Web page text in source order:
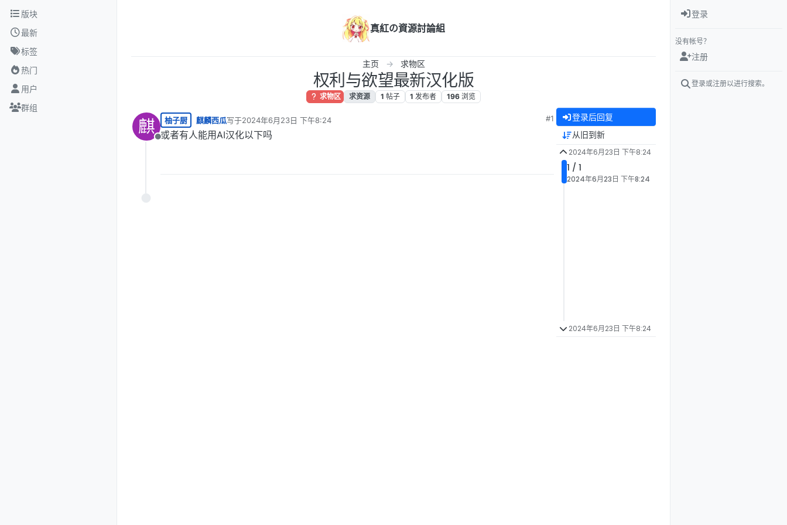
跳转至内容
版块
最新
标签
热门
用户
群组
真紅の資源討論組
主页 求物区
权利与欲望最新汉化版
求物区 求资源 1 帖子 1 发布者 196 浏览
麒
离线
柚子厨 麒麟西瓜写于2024年6月23日 下午8:24
最后由 编辑
#1
或者有人能用AI汉化以下吗
登录后回复
从旧到新
2024年6月23日 下午8:24
1 / 1
2024年6月23日 下午8:24
2024年6月23日 下午8:24
登录
没有帐号？
注册
登录或注册以进行搜索。